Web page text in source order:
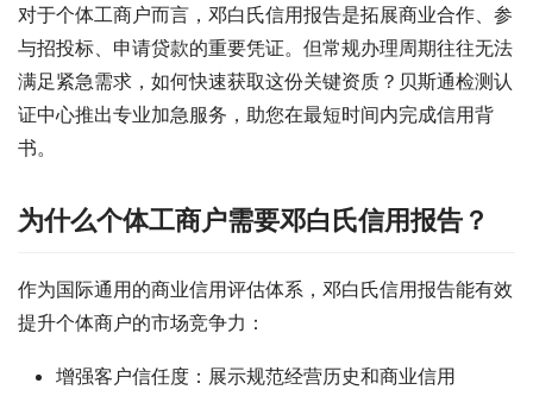
对于个体工商户而言，邓白氏信用报告是拓展商业合作、参
与招投标、申请贷款的重要凭证。但常规办理周期往往无法
满足紧急需求，如何快速获取这份关键资质？贝斯通检测认
证中心推出专业加急服务，助您在最短时间内完成信用背
书。
为什么个体工商户需要邓白氏信用报告？
作为国际通用的商业信用评估体系，邓白氏信用报告能有效
提升个体商户的市场竞争力：
增强客户信任度：展示规范经营历史和商业信用